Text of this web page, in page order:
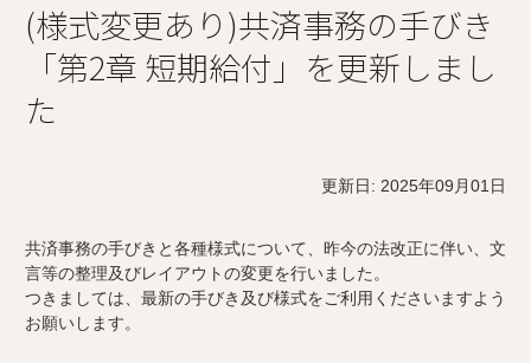
(様式変更あり)共済事務の手びき
「第2章 短期給付」を更新しまし
た
更新日: 2025年09月01日
共済事務の手びきと各種様式について、昨今の法改正に伴い、文
言等の整理及びレイアウトの変更を行いました。
つきましては、最新の手びき及び様式をご利用くださいますよう
お願いします。